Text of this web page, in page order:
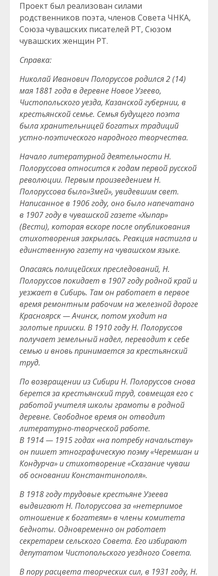
Проект был реализован силами
родственников поэта, членов Совета ЧНКА,
Союза чувашских писателей РТ, Сюзом
чувашских женщин РТ.
Справка:
Николай Иванович Полоруссов родился 2 (14)
мая 1881 года в деревне Новое Узеево,
Чистопольского уезда, Казанской губернии, в
крестьянской семье. Семья будущего поэта
была хранительницей богатых традиций
устно-поэтического народного творчества.
Начало литературной деятельности Н.
Полоруссова относится к годам первой русской
революции. Первым произведением Н.
Полоруссова было»Змей», увидевшим свет.
Написанное в 1906 году, оно было напечатано
в 1907 году в чувашской газете «Хыпар»
(Вести), которая вскоре после опубликования
стихотворения закрылась. Реакция настигла и
единственную газету на чувашском языке.
Опасаясь полицейских преследований, Н.
Полоруссов покидает в 1907 году родной край и
уезжает в Сибирь. Там он работает в первое
время ремонтным рабочим на железной дороге
Красноярск — Ачинск, потом уходит на
золотые прииски. В 1910 году Н. Полоруссов
получает земельный надел, переводит к себе
семью и вновь принимается за крестьянский
труд.
По возвращении из Сибири Н. Полоруссов снова
берется за крестьянский труд, совмещая его с
работой учителя школы грамоты в родной
деревне. Свободное время он отводит
литературно-творческой работе.
В 1914 — 1915 годах «на потребу начальству»
он пишет этнографическую поэму «Черемшан и
Кондурча» и стихотворение «Сказание чуваш
об основании Константинополя».
В 1918 году трудовые крестьяне Узеева
выдвигают Н. Полоруссова за «нетерпимое
отношение к богатеям» в члены комитета
бедноты. Одновременно он работает
секретарем сельского Совета. Его избирают
депутатом Чистопольского уездного Совета.
В пору расцвета творческих сил, в 1931 году, Н.